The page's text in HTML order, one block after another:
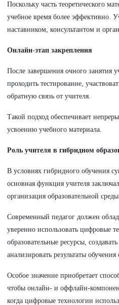
Поскольку часть теоретического
учебное время более эффективно.
наставником, консультантом и
Онлайн-этап закрепления
После завершения очного занятия
проходить тестирование,
обратную связь от учителя.
Такой подход обеспечивает
усвоению учебного материала.
Роль учителя в гибридном
В условиях гибридного обучения
основная функция учителя
организация образовательной
Современный педагог должен
уверенно использовать цифровые
образовательные ресурсы,
анализировать результаты
Особое значение приобретает
чтобы онлайн- и оффлайн-
когда цифровые технологии